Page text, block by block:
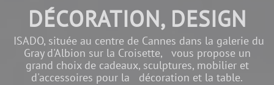
DÉCORATION, DESIGN
ISADO, située au centre de Cannes dans la galerie du
Gray d'Albion sur la Croisette, vous propose un
grand choix de cadeaux, sculptures, mobilier et
d'accessoires pour la décoration et la table.